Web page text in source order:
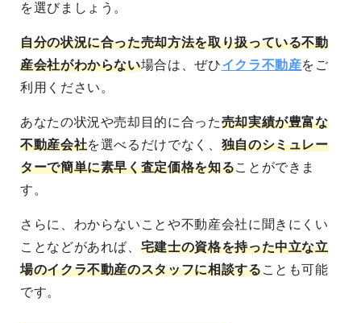
を選びましょう。
自分の状況に合った売却方法を取り扱っている不動
産会社がわからない場合は、ぜひイクラ不動産をご
利用ください。
あなたの状況や売却目的に合った売却実績が豊富な
不動産会社を選べる だけでなく、 独自のシミュレー
ターで簡単に素早く査定価格を知ることができま
す。
さらに、わからないことや不動産会社に聞きにくい
ことなどがあれば、 宅建士の資格を持った中立な立
場のイクラ不動産のスタッフに相談することも可能
です。